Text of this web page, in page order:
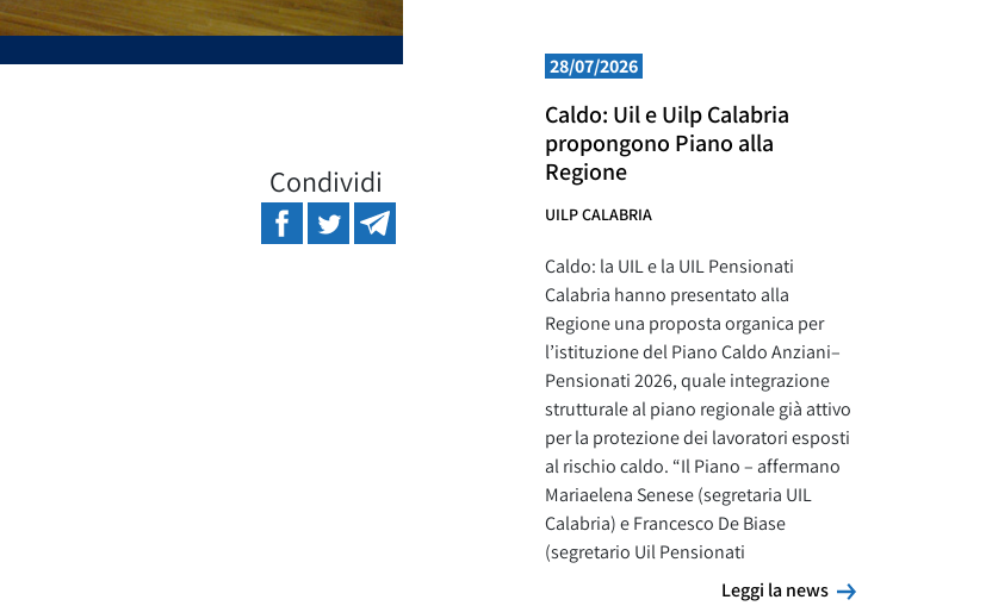
Condividi
28/07/2026
Caldo: Uil e Uilp Calabria
propongono Piano alla
Regione
UILP CALABRIA
Caldo: la UIL e la UIL Pensionati
Calabria hanno presentato alla
Regione una proposta organica per
l’istituzione del Piano Caldo Anziani–
Pensionati 2026, quale integrazione
strutturale al piano regionale già attivo
per la protezione dei lavoratori esposti
al rischio caldo. “Il Piano – affermano
Mariaelena Senese (segretaria UIL
Calabria) e Francesco De Biase
(segretario Uil Pensionati
Leggi la news
Leggi la news